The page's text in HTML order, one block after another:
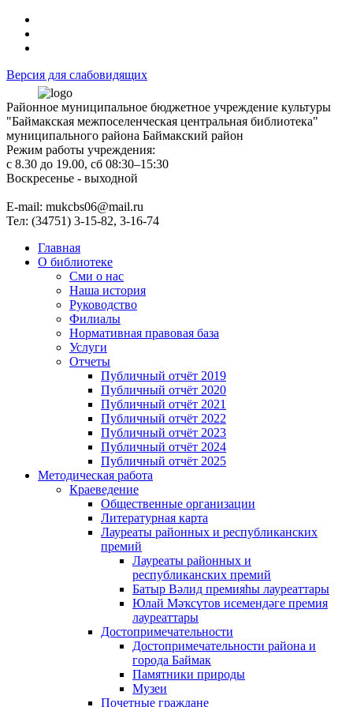
Версия для слабовидящих
Районное муниципальное бюджетное учреждение культуры
"Баймакская межпоселенческая центральная библиотека"
муниципального района Баймакский район
Режим работы учреждения:
с 8.30 до 19.00, сб 08:30–15:30
Воскресенье - выходной
Е-mail: mukcbs06@mail.ru
Тел: (34751) 3-15-82, 3-16-74
Главная
О библиотеке
Сми о нас
Наша история
Руководство
Филиалы
Нормативная правовая база
Услуги
Отчеты
Публичный отчёт 2019
Публичный отчёт 2020
Публичный отчёт 2021
Публичный отчёт 2022
Публичный отчёт 2023
Публичный отчёт 2024
Публичный отчёт 2025
Методическая работа
Краеведение
Общественные организации
Литературная карта
Лауреаты районных и республиканских
премий
Лауреаты районных и
республиканских премий
Батыр Вәлид премияһы лауреаттары
Юлай Мәҡсүтов исемендәге премия
лауреаттары
Достопримечательности
Достопримечательности района и
города Баймак
Памятники природы
Музеи
Почетные граждане